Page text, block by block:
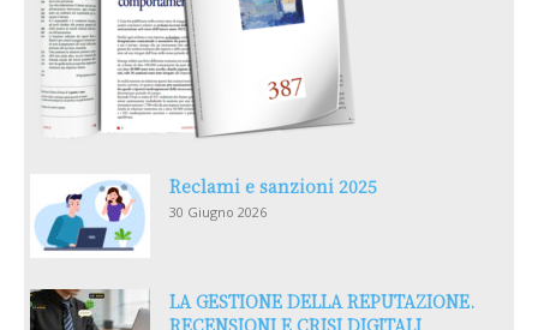
Reclami e sanzioni 2025
30 Giugno 2026
LA GESTIONE DELLA REPUTAZIONE.
RECENSIONI E CRISI DIGITALI